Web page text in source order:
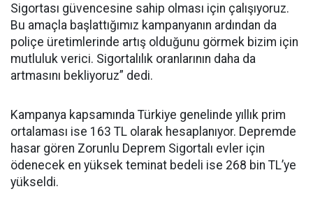
Sigortası güvencesine sahip olması için çalışıyoruz.
Bu amaçla başlattığımız kampanyanın ardından da
poliçe üretimlerinde artış olduğunu görmek bizim için
mutluluk verici. Sigortalılık oranlarının daha da
artmasını bekliyoruz” dedi.
Kampanya kapsamında Türkiye genelinde yıllık prim
ortalaması ise 163 TL olarak hesaplanıyor. Depremde
hasar gören Zorunlu Deprem Sigortalı evler için
ödenecek en yüksek teminat bedeli ise 268 bin TL’ye
yükseldi.